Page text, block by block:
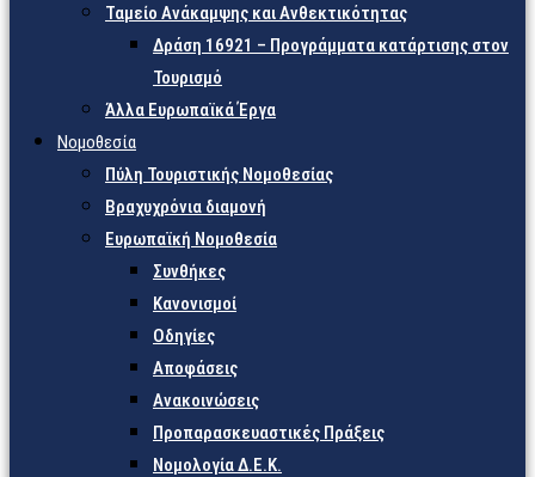
Ταμείο Ανάκαμψης και Ανθεκτικότητας
Δράση 16921 – Προγράμματα κατάρτισης στον
Τουρισμό
Άλλα Ευρωπαϊκά Έργα
Νομοθεσία
Πύλη Τουριστικής Νομοθεσίας
Βραχυχρόνια διαμονή
Ευρωπαϊκή Νομοθεσία
Συνθήκες
Κανονισμοί
Οδηγίες
Αποφάσεις
Ανακοινώσεις
Προπαρασκευαστικές Πράξεις
Νομολογία Δ.Ε.Κ.